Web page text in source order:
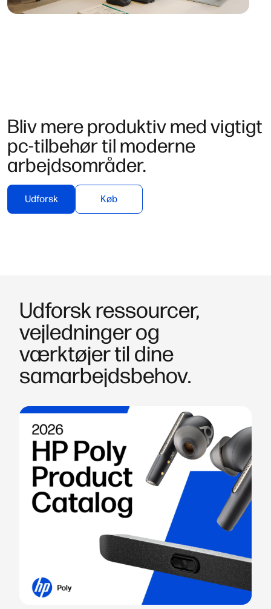
Bliv mere produktiv med vigtigt
pc-tilbehør til moderne
arbejdsområder.
Udforsk Køb
Udforsk ressourcer,
vejledninger og
værktøjer til dine
samarbejdsbehov.